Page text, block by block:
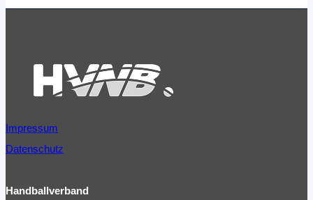
Impressum
Datenschutz
Handballverband